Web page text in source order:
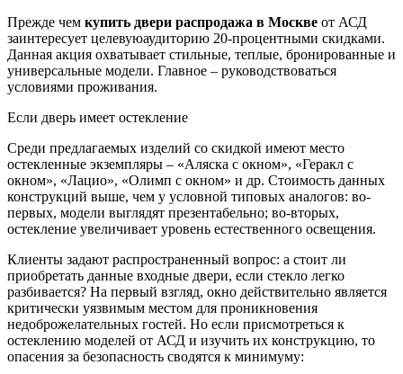
Прежде чем купить двери распродажа в Москве от АСД
заинтересует целевуюаудиторию 20-процентными скидками.
Данная акция охватывает стильные, теплые, бронированные и
универсальные модели. Главное – руководствоваться
условиями проживания.
Если дверь имеет остекление
Среди предлагаемых изделий со скидкой имеют место
остекленные экземпляры – «Аляска с окном», «Геракл с
окном», «Лацио», «Олимп с окном» и др. Стоимость данных
конструкций выше, чем у условной типовых аналогов: во-
первых, модели выглядят презентабельно; во-вторых,
остекление увеличивает уровень естественного освещения.
Клиенты задают распространенный вопрос: а стоит ли
приобретать данные входные двери, если стекло легко
разбивается? На первый взгляд, окно действительно является
критически уязвимым местом для проникновения
недоброжелательных гостей. Но если присмотреться к
остеклению моделей от АСД и изучить их конструкцию, то
опасения за безопасность сводятся к минимуму: